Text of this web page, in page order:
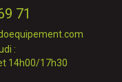
71
:
14h00/17h30